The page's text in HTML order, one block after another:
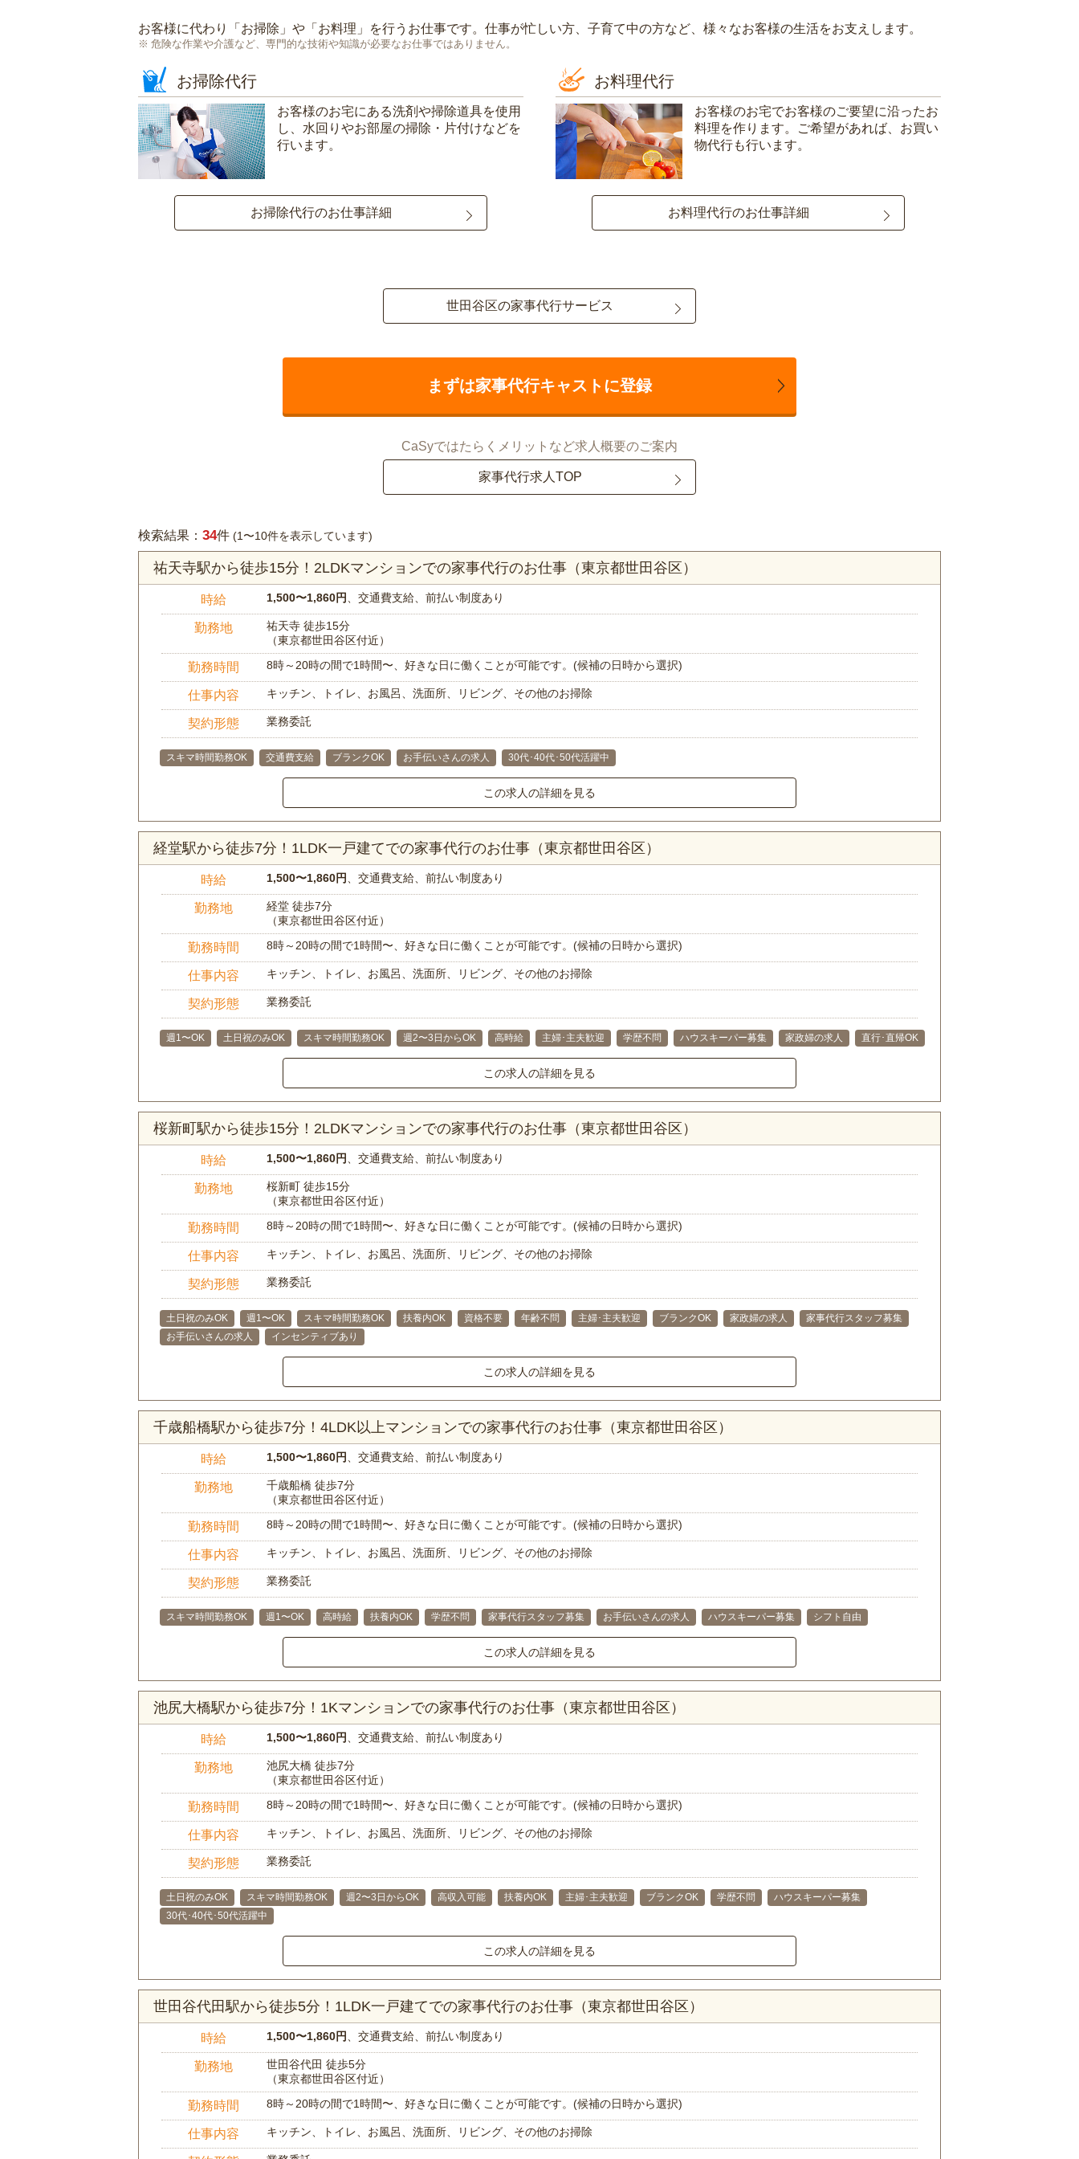
お客様に代わり「 お掃除 」や「 お料理 」を行うお仕事です。仕事が忙しい方、子育て中の方など、様々なお客様の生活をお支えします。
危険な作業や介護など、専門的な技術や知識が必要なお仕事ではありません。
お掃除代行
お客様のお宅にある洗剤や掃除道具を使用
し、水回りやお部屋の掃除・片付けなどを
行います。
お掃除代行のお仕事詳細
お料理代行
お客様のお宅でお客様のご要望に沿ったお
料理を作ります。ご希望があれば、お買い
物代行も行います。
お料理代行のお仕事詳細
世田谷区の家事代行サービス
まずは家事代行キャストに登録
CaSyではたらくメリットなど求人概要のご案内
家事代行求人TOP
検索結果： 34件 (1〜10件を表示しています)
祐天寺駅から徒歩15分！2LDKマンションでの家事代行のお仕事（東京都世田谷区）
時給 1,500〜1,860円 、交通費支給、前払い制度あり
勤務地
祐天寺 徒歩15分
（東京都世田谷区付近）
勤務時間 8時～20時の間で1時間〜、好きな日に働くことが可能です。(候補の日時から選択)
仕事内容 キッチン、トイレ、お風呂、洗面所、リビング、その他のお掃除
契約形態 業務委託
スキマ時間勤務OK 交通費支給 ブランクOK お手伝いさんの求人 30代･40代･50代活躍中
この求人の詳細を見る
経堂駅から徒歩7分！1LDK一戸建てでの家事代行のお仕事（東京都世田谷区）
時給 1,500〜1,860円 、交通費支給、前払い制度あり
勤務地
経堂 徒歩7分
（東京都世田谷区付近）
勤務時間 8時～20時の間で1時間〜、好きな日に働くことが可能です。(候補の日時から選択)
仕事内容 キッチン、トイレ、お風呂、洗面所、リビング、その他のお掃除
契約形態 業務委託
週1〜OK 土日祝のみOK スキマ時間勤務OK 週2〜3日からOK 高時給 主婦･主夫歓迎 学歴不問 ハウスキーパー募集 家政婦の求人 直行･直帰OK
この求人の詳細を見る
桜新町駅から徒歩15分！2LDKマンションでの家事代行のお仕事（東京都世田谷区）
時給 1,500〜1,860円 、交通費支給、前払い制度あり
勤務地
桜新町 徒歩15分
（東京都世田谷区付近）
勤務時間 8時～20時の間で1時間〜、好きな日に働くことが可能です。(候補の日時から選択)
仕事内容 キッチン、トイレ、お風呂、洗面所、リビング、その他のお掃除
契約形態 業務委託
土日祝のみOK 週1〜OK スキマ時間勤務OK 扶養内OK 資格不要 年齢不問 主婦･主夫歓迎 ブランクOK 家政婦の求人
家事代行スタッフ募集
お手伝いさんの求人
インセンティブあり
この求人の詳細を見る
千歳船橋駅から徒歩7分！4LDK以上マンションでの家事代行のお仕事（東京都世田谷区）
時給 1,500〜1,860円 、交通費支給、前払い制度あり
勤務地
千歳船橋 徒歩7分
（東京都世田谷区付近）
勤務時間 8時～20時の間で1時間〜、好きな日に働くことが可能です。(候補の日時から選択)
仕事内容 キッチン、トイレ、お風呂、洗面所、リビング、その他のお掃除
契約形態 業務委託
スキマ時間勤務OK 週1〜OK 高時給 扶養内OK 学歴不問 家事代行スタッフ募集 お手伝いさんの求人 ハウスキーパー募集 シフト自由
この求人の詳細を見る
池尻大橋駅から徒歩7分！1Kマンションでの家事代行のお仕事（東京都世田谷区）
時給 1,500〜1,860円 、交通費支給、前払い制度あり
勤務地
池尻大橋 徒歩7分
（東京都世田谷区付近）
勤務時間 8時～20時の間で1時間〜、好きな日に働くことが可能です。(候補の日時から選択)
仕事内容 キッチン、トイレ、お風呂、洗面所、リビング、その他のお掃除
契約形態 業務委託
土日祝のみOK スキマ時間勤務OK 週2〜3日からOK 高収入可能 扶養内OK 主婦･主夫歓迎 ブランクOK 学歴不問
ハウスキーパー募集
30代･40代･50代活躍中
この求人の詳細を見る
世田谷代田駅から徒歩5分！1LDK一戸建てでの家事代行のお仕事（東京都世田谷区）
時給 1,500〜1,860円 、交通費支給、前払い制度あり
勤務地
世田谷代田 徒歩5分
（東京都世田谷区付近）
勤務時間 8時～20時の間で1時間〜、好きな日に働くことが可能です。(候補の日時から選択)
仕事内容 キッチン、トイレ、お風呂、洗面所、リビング、その他のお掃除